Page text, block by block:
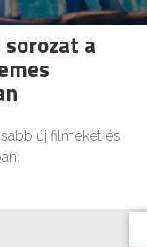
a
új filmeket és